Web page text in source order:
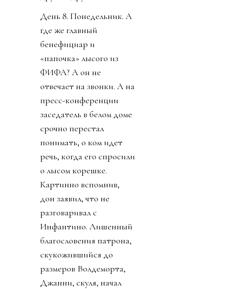
День 8. Понедельник. А
где же главный
бенефициар и
«папочка» лысого из
ФИФА? А он не
отвечает на звонки. А на
пресс-конференции
заседатель в белом доме
срочно перестал
понимать, о ком идет
речь, когда его спросили
о лысом корешке.
Картинно вспомнив,
дон заявил, что не
разговаривал с
Инфантино. Лишенный
благословения патрона,
скукожившийся до
размеров Волдеморта,
Джанни, скуля, начал